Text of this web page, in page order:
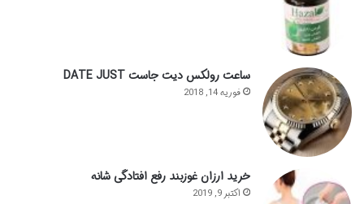
ساعت رولکس دیت جاست DATE JUST
فوریه 14, 2018
خرید ارزان غوزبند رفع افتادگی شانه
اکتبر 9, 2019